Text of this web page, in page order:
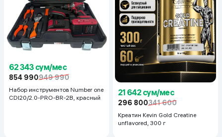
62 343 сум/мес
854 990949 990
Набор инструментов Number one
CDI20/2.0-PRO-BR-2B, красный
21 642 сум/мес
296 800341 600
Креатин Kevin Gold Creatine
unflavored, 300 г